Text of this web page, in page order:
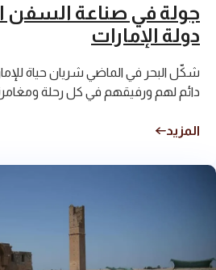
جولة في صناعة السفن
دولة الإمارات
شكّل البحر في الماضي شريان حياة
دائم لهم ورفيقهم في كل رحلة
المزيد